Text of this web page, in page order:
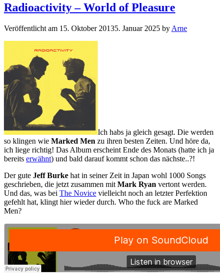
Radioactivity – World of Pleasure
Veröffentlicht am 15. Oktober 20135. Januar 2025 by Arne
Ich habs ja gleich gesagt. Die werden
so klingen wie Marked Men zu ihren besten Zeiten. Und höre da,
ich liege richtig! Das Album erscheint Ende des Monats (hatte ich ja
bereits erwähnt) und bald darauf kommt schon das nächste..?!
Der gute Jeff Burke hat in seiner Zeit in Japan wohl 1000 Songs
geschrieben, die jetzt zusammen mit Mark Ryan vertont werden.
Und das, was bei The Novice vielleicht noch an letzter Perfektion
gefehlt hat, klingt hier wieder durch. Who the fuck are Marked
Men?